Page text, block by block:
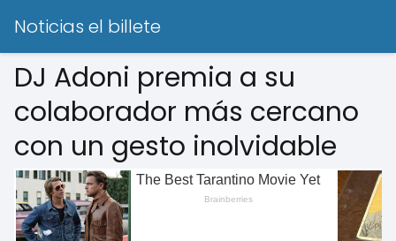
Noticias el billete
DJ Adoni premia a su
colaborador más cercano
con un gesto inolvidable